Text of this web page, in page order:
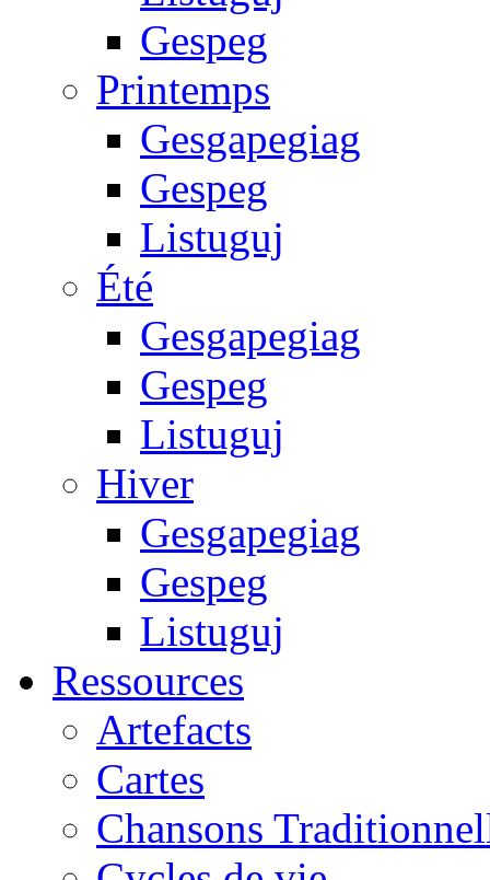
Gespeg
Printemps
Gesgapegiag
Gespeg
Listuguj
Été
Gesgapegiag
Gespeg
Listuguj
Hiver
Gesgapegiag
Gespeg
Listuguj
Ressources
Artefacts
Cartes
Chansons